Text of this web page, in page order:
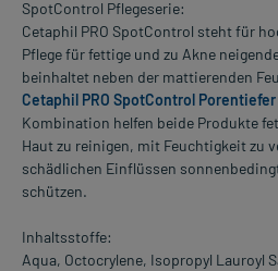
SpotControl Pflegeserie:
Cetaphil PRO SpotControl steht für
Pflege für fettige und zu Akne
beinhaltet neben der mattierenden
Cetaphil PRO SpotControl
Kombination helfen beide Produkte
Haut zu reinigen, mit Feuchtigkeit zu
schädlichen Einflüssen
schützen.
Inhaltsstoffe:
Aqua, Octocrylene, Isopropyl Lauroyl